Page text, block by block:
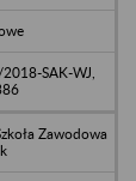
SAK-WJ,
Zawodowa